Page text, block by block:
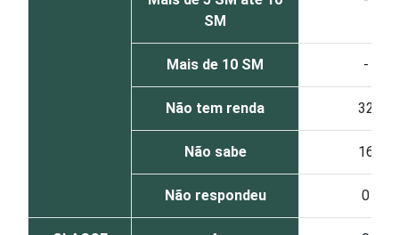
SM
Mais de 10 SM -
Não tem renda 32
Não sabe 16
Não respondeu 0